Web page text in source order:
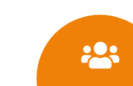
